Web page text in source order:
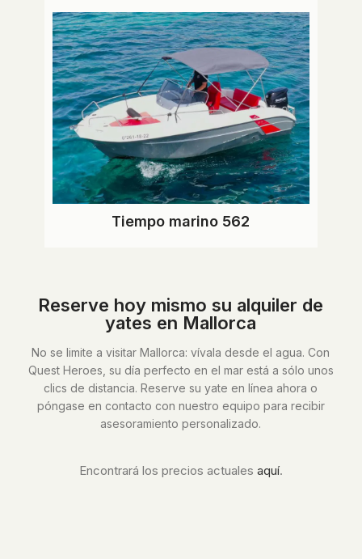
Tiempo marino 562
Reserve hoy mismo su alquiler de
yates en Mallorca
No se limite a visitar Mallorca: vívala desde el agua. Con
Quest Heroes, su día perfecto en el mar está a sólo unos
clics de distancia. Reserve su yate en línea ahora o
póngase en contacto con nuestro equipo para recibir
asesoramiento personalizado.
Encontrará los precios actuales aquí.